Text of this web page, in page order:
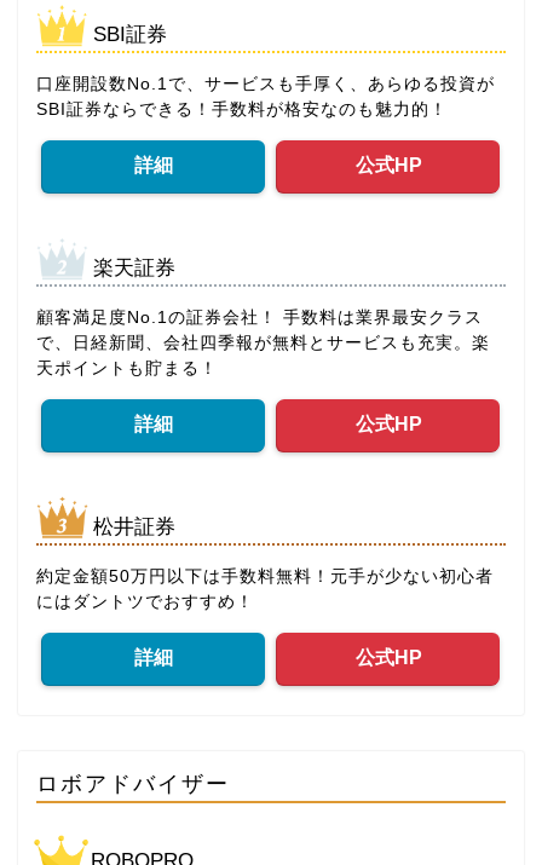
SBI証券
口座開設数No.1で、サービスも手厚く、あらゆる投資が
SBI証券ならできる！手数料が格安なのも魅力的！
詳細 公式HP
楽天証券
顧客満足度No.1の証券会社！ 手数料は業界最安クラス
で、日経新聞、会社四季報が無料とサービスも充実。楽
天ポイントも貯まる！
詳細 公式HP
松井証券
約定金額50万円以下は手数料無料！元手が少ない初心者
にはダントツでおすすめ！
詳細 公式HP
ロボアドバイザー